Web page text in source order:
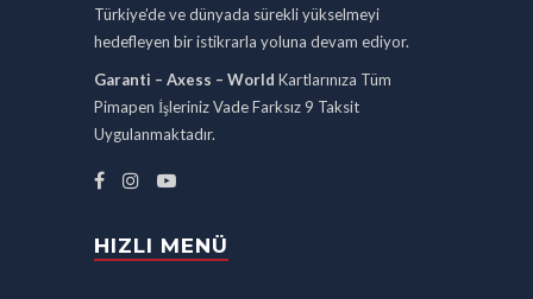
Türkiye’de ve dünyada sürekli yükselmeyi
hedefleyen bir istikrarla yoluna devam ediyor.
Garanti – Axess – World Kartlarınıza Tüm
Pimapen İşleriniz Vade Farksız 9 Taksit
Uygulanmaktadır.
HIZLI MENÜ